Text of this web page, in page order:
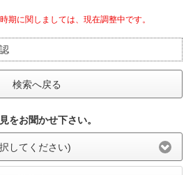
関しましては、現在調整中です。
検索へ戻る
をお聞かせ下さい。
してください)